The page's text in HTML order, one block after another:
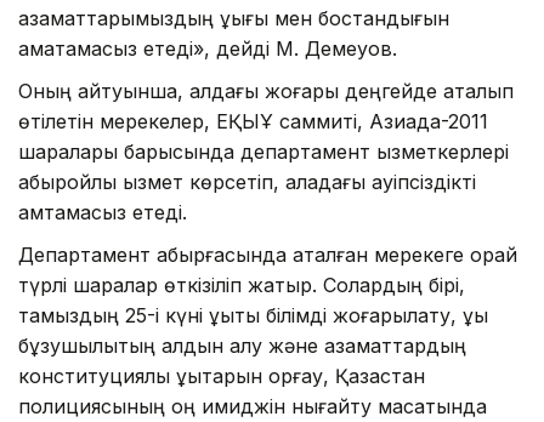
азаматтарымыздың құқығы мен бостандығын
қаматамасыз етеді», дейді М. Демеуов.
Оның айтуынша, алдағы жоғары деңгейде аталып
өтілетін мерекелер, ЕҚЫҰ саммиті, Азиада-2011
шаралары барысында департамент қызметкерлері
абыройлы қызмет көрсетіп, қаладағы қауіпсіздікті
қамтамасыз етеді.
Департамент қабырғасында аталған мерекеге орай
түрлі шаралар өткізіліп жатыр. Солардың бірі,
тамыздың 25-і күні құқықтық білімді жоғарылату, құқық
бұзушылықтың алдын алу және азаматтардың
конституциялық құқықтарын қорғау, Қазақстан
полициясының оң имиджін нығайту мақсатында